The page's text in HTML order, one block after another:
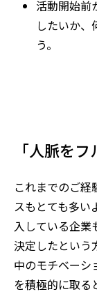
活動開始前
したいか、
う。
「人脈をフ
これまでのご経
スもとても多い
入している企業
決定したという
中のモチベーシ
を積極的に取る